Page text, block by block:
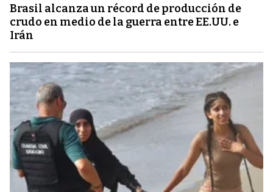
Brasil alcanza un récord de producción de
crudo en medio de la guerra entre EE.UU. e
Irán